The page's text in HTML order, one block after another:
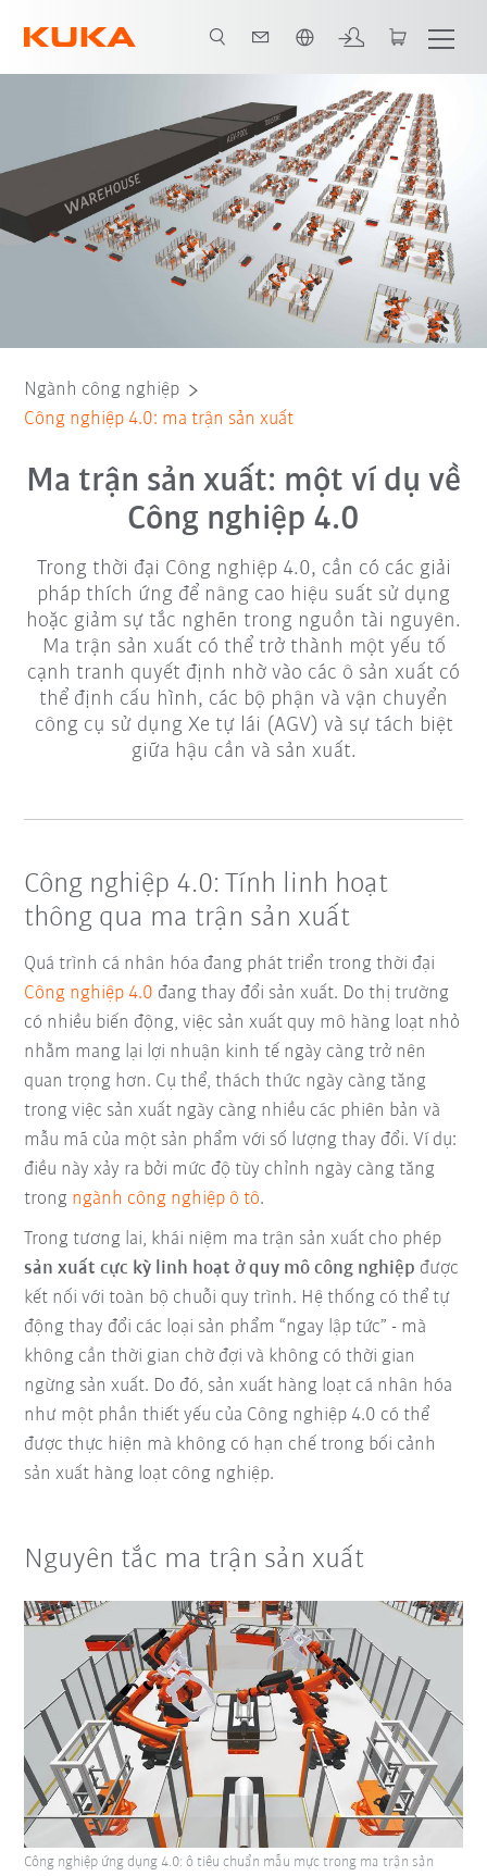
Tất cả các đối tác hệ thống
Ngành công nghiệp
Công nghiệp 4.0: ma trận sản xuất
Ma trận sản xuất: một ví dụ về
Công nghiệp 4.0
Trong thời đại Công nghiệp 4.0, cần có các giải
pháp thích ứng để nâng cao hiệu suất sử dụng
hoặc giảm sự tắc nghẽn trong nguồn tài nguyên.
Ma trận sản xuất có thể trở thành một yếu tố
cạnh tranh quyết định nhờ vào các ô sản xuất có
thể định cấu hình, các bộ phận và vận chuyển
công cụ sử dụng Xe tự lái (AGV) và sự tách biệt
giữa hậu cần và sản xuất.
Công nghiệp 4.0: Tính linh hoạt
thông qua ma trận sản xuất
Quá trình cá nhân hóa đang phát triển trong thời đại
Công nghiệp 4.0 đang thay đổi sản xuất. Do thị trường
có nhiều biến động, việc sản xuất quy mô hàng loạt nhỏ
nhằm mang lại lợi nhuận kinh tế ngày càng trở nên
quan trọng hơn. Cụ thể, thách thức ngày càng tăng
trong việc sản xuất ngày càng nhiều các phiên bản và
mẫu mã của một sản phẩm với số lượng thay đổi. Ví dụ:
điều này xảy ra bởi mức độ tùy chỉnh ngày càng tăng
trong ngành công nghiệp ô tô.
Trong tương lai, khái niệm ma trận sản xuất cho phép
sản xuất cực kỳ linh hoạt ở quy mô công nghiệp được
kết nối với toàn bộ chuỗi quy trình. Hệ thống có thể tự
động thay đổi các loại sản phẩm “ngay lập tức” - mà
không cần thời gian chờ đợi và không có thời gian
ngừng sản xuất. Do đó, sản xuất hàng loạt cá nhân hóa
như một phần thiết yếu của Công nghiệp 4.0 có thể
được thực hiện mà không có hạn chế trong bối cảnh
sản xuất hàng loạt công nghiệp.
Nguyên tắc ma trận sản xuất
Công nghiệp ứng dụng 4.0: ô tiêu chuẩn mẫu mực trong ma trận sản